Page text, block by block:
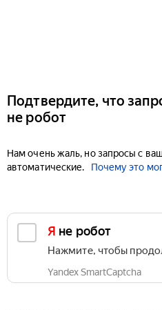
Подтвердите, что
не робот
Нам очень жаль, но запросы с
автоматические.
Почему это
Я не робот
Нажмите, чтобы
Yandex SmartCaptcha